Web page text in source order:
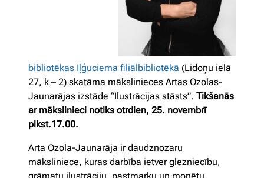
bibliotēkas Iļģuciema filiālbibliotēkā (Lidoņu ielā
27, k – 2) skatāma mākslinieces Artas Ozolas-
Jaunarājas izstāde “Ilustrācijas stāsts”. Tikšanās
ar mākslinieci notiks otrdien, 25. novembrī
plkst.17.00.
Arta Ozola-Jaunarāja ir daudznozaru
māksliniece, kuras darbība ietver glezniecību,